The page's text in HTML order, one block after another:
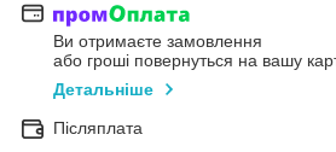
Ви отримаєте замовлення
або гроші повернуться на вашу
Детальніше
Післяплата